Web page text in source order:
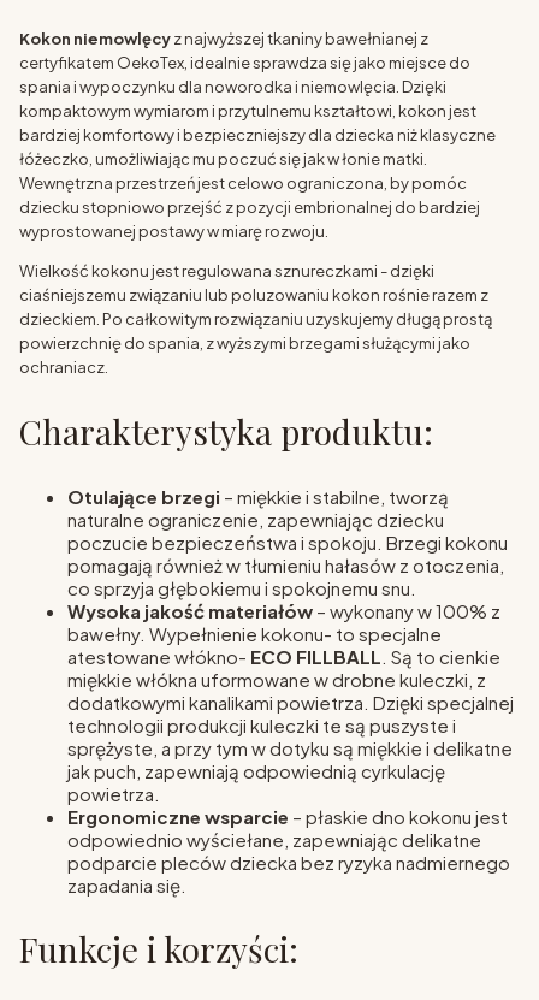
Kokon niemowlęcyz najwyższej tkaniny bawełnianej z
certyfikatem OekoTex, idealnie sprawdza się jako miejsce do
spania i wypoczynku dla noworodka i niemowlęcia. Dzięki
kompaktowym wymiarom i przytulnemu kształtowi, kokon jest
bardziej komfortowy i bezpieczniejszy dla dziecka niż klasyczne
łóżeczko, umożliwiając mu poczuć się jak w łonie matki.
Wewnętrzna przestrzeń jest celowo ograniczona, by pomóc
dziecku stopniowo przejść z pozycji embrionalnej do bardziej
wyprostowanej postawy w miarę rozwoju.
Wielkość kokonu jest regulowana sznureczkami - dzięki
ciaśniejszemu związaniu lub poluzowaniu kokon rośnie razem z
dzieckiem. Po całkowitym rozwiązaniu uzyskujemy długą prostą
powierzchnię do spania, z wyższymi brzegami służącymi jako
ochraniacz.
Charakterystyka produktu:
Otulające brzegi – miękkie i stabilne, tworzą
naturalne ograniczenie, zapewniając dziecku
poczucie bezpieczeństwa i spokoju. Brzegi kokonu
pomagają również w tłumieniu hałasów z otoczenia,
co sprzyja głębokiemu i spokojnemu snu.
Wysoka jakość materiałów – wykonany w 100% z
bawełny. Wypełnienie kokonu- to specjalne
atestowane włókno- ECO FILLBALL
. Są to cienkie
miękkie włókna uformowane w drobne kuleczki, z
dodatkowymi kanalikami powietrza. Dzięki specjalnej
technologii produkcji kuleczki te są puszyste i
sprężyste, a przy tym w dotyku są miękkie i delikatne
jak puch, zapewniają odpowiednią cyrkulację
powietrza.
Ergonomiczne wsparcie – płaskie dno kokonu jest
odpowiednio wyściełane, zapewniając delikatne
podparcie pleców dziecka bez ryzyka nadmiernego
zapadania się.
Funkcje i korzyści: